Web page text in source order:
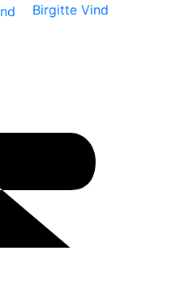
Birgitte Vind